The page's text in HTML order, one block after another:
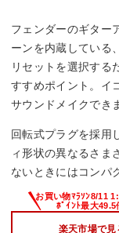
フェンダーのギター
ーンを内蔵している
リセットを選択する
すすめポイント。イ
サウンドメイクでき
回転式プラグを採用
ィ形状の異なるさま
ないときにはコンパ
楽天市場で見